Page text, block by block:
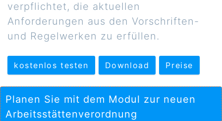
verpflichtet, die aktuellen
Anforderungen aus den Vorschriften-
und Regelwerken zu erfüllen.
kostenlos testen Download Preise
Planen Sie mit dem Modul zur neuen
Arbeitsstättenverordnung